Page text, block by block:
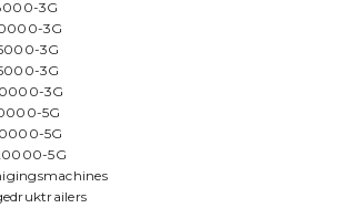
3G
3G
3G
3G
3G
5G
5G
5G